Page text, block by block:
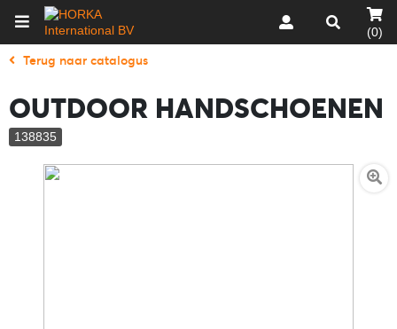
(0)
Terug naar catalogus
OUTDOOR HANDSCHOENEN
138835